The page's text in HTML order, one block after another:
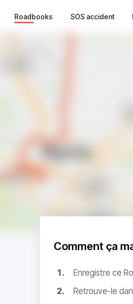
Roadbooks SOS accident
Comment ça
Enregistre ce
Retrouve-le